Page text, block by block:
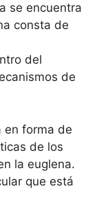
se encuentra
consta de
del
de
en forma de
de los
la euglena.
que está